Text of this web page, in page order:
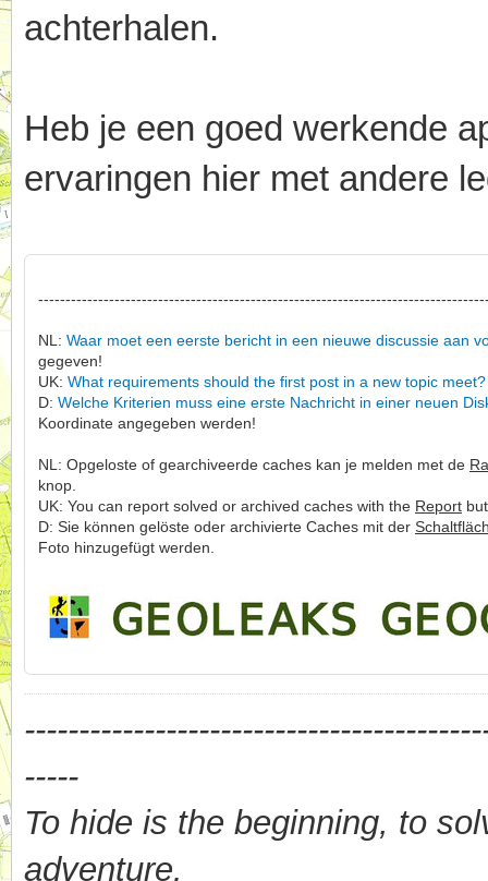
achterhalen.
Heb je een goed werkende
ervaringen hier met andere
NL: Waar moet een eerste bericht in een nieuwe discussie aan
gegeven!
UK: What requirements should the first post in a new topic meet?
D: Welche Kriterien muss eine erste Nachricht in einer neuen
Koordinate angegeben werden!
NL: Opgeloste of gearchiveerde caches kan je melden met de
knop.
UK: You can report solved or archived caches with the Report
D: Sie können gelöste oder archivierte Caches mit der
Foto hinzugefügt werden.
-----
To hide is the beginning, to
adventure.